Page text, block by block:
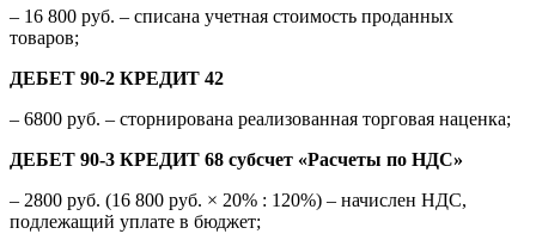
– 16 800 руб. – списана учетная стоимость проданных
товаров;
ДЕБЕТ 90-2 КРЕДИТ 42
– 6800 руб. – сторнирована реализованная торговая наценка;
ДЕБЕТ 90-3 КРЕДИТ 68 субсчет «Расчеты по НДС»
– 2800 руб. (16 800 руб. × 20% : 120%) – начислен НДС,
подлежащий уплате в бюджет;